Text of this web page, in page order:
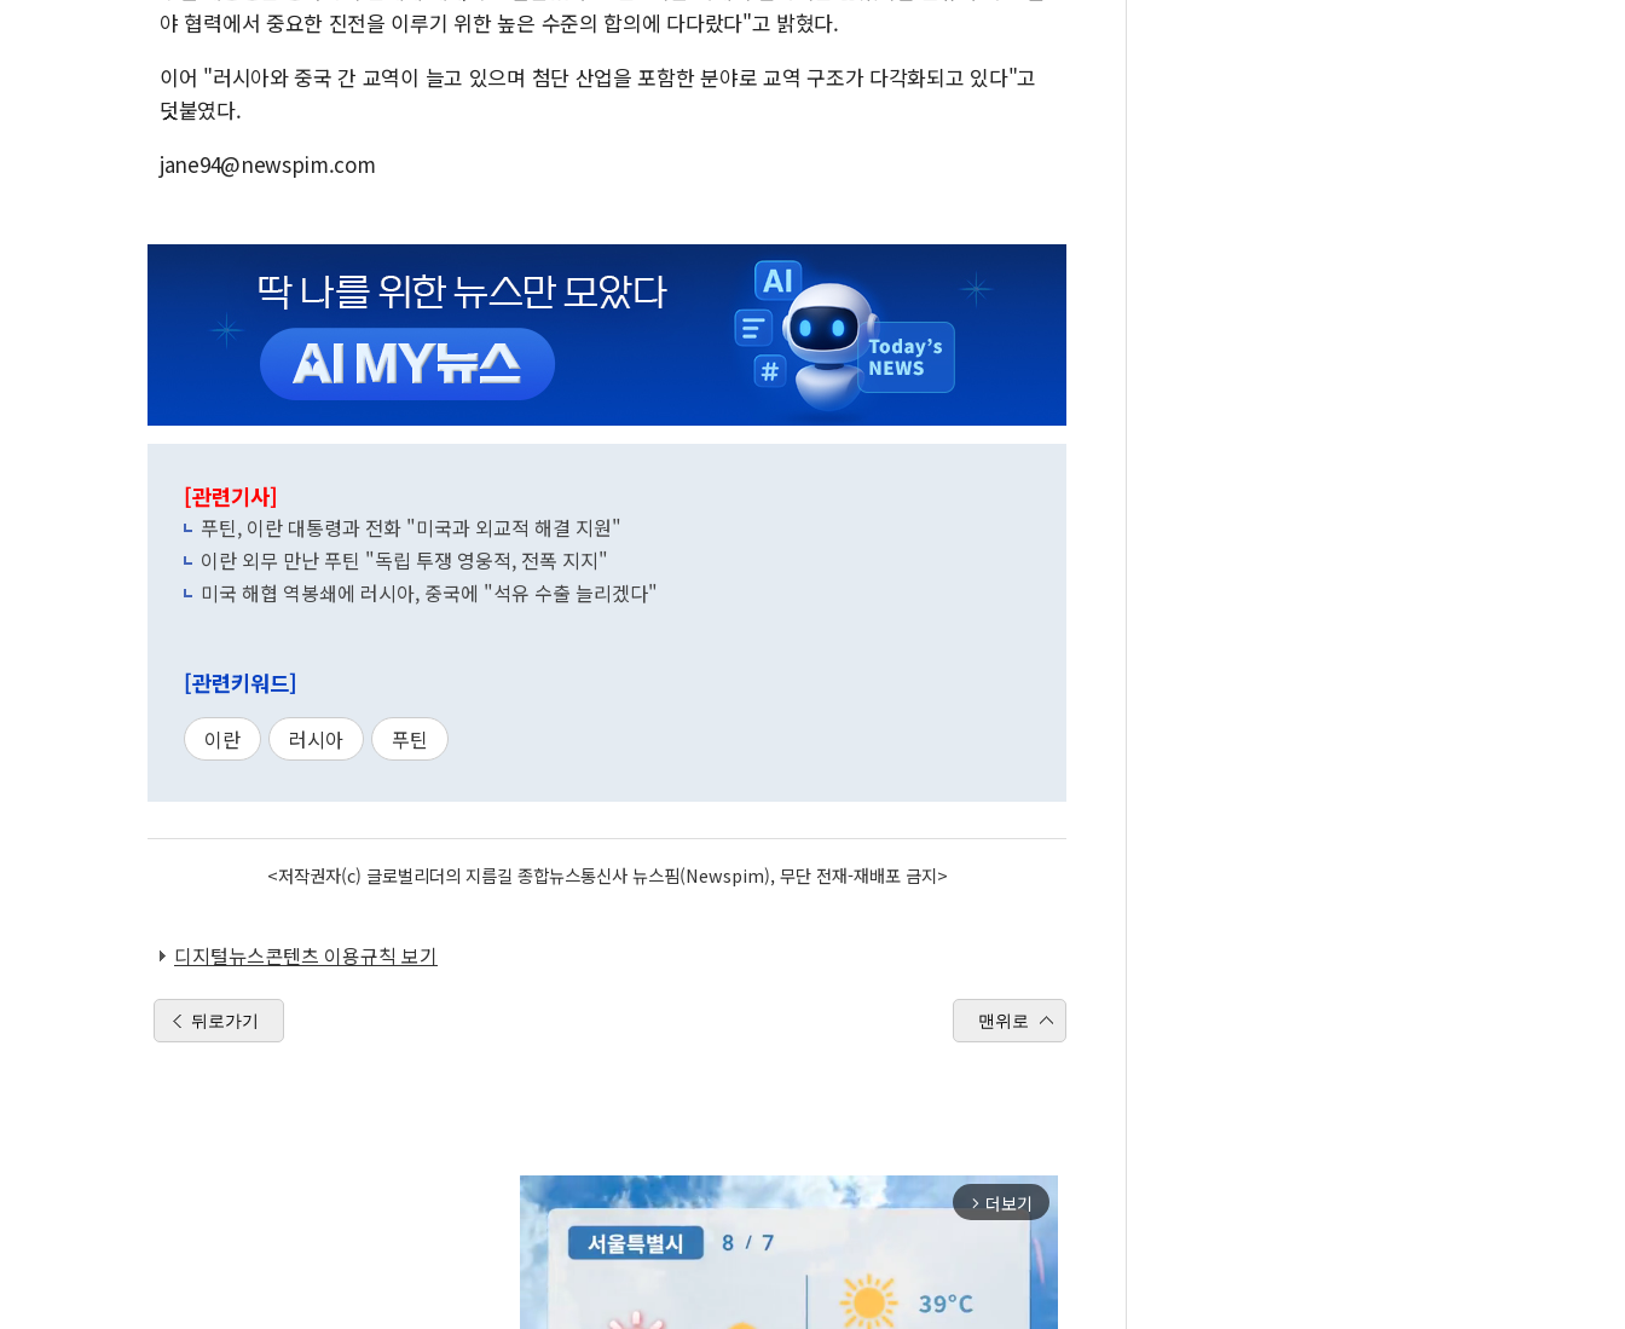
야 협력에서 중요한 진전을 이루기 위한 높은 수준의 합의에 다다랐다"고 밝혔다.
이어 "러시아와 중국 간 교역이 늘고 있으며 첨단 산업을 포함한 분야로 교역 구조가 다각화되고 있다"고
덧붙였다.
jane94@newspim.com
[관련기사]
푸틴, 이란 대통령과 전화 "미국과 외교적 해결 지원"
이란 외무 만난 푸틴 "독립 투쟁 영웅적, 전폭 지지"
미국 해협 역봉쇄에 러시아, 중국에 "석유 수출 늘리겠다"
[관련키워드]
이란 러시아 푸틴
<저작권자(c) 글로벌리더의 지름길 종합뉴스통신사 뉴스핌(Newspim), 무단 전재-재배포 금지>
디지털뉴스콘텐츠 이용규칙 보기
뒤로가기 맨위로
arrow_forward_ios 더보기